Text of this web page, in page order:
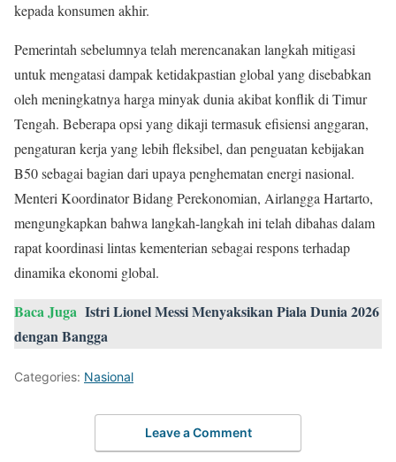
kepada konsumen akhir.
Pemerintah sebelumnya telah merencanakan langkah mitigasi
untuk mengatasi dampak ketidakpastian global yang disebabkan
oleh meningkatnya harga minyak dunia akibat konflik di Timur
Tengah. Beberapa opsi yang dikaji termasuk efisiensi anggaran,
pengaturan kerja yang lebih fleksibel, dan penguatan kebijakan
B50 sebagai bagian dari upaya penghematan energi nasional.
Menteri Koordinator Bidang Perekonomian, Airlangga Hartarto,
mengungkapkan bahwa langkah-langkah ini telah dibahas dalam
rapat koordinasi lintas kementerian sebagai respons terhadap
dinamika ekonomi global.
Baca Juga Istri Lionel Messi Menyaksikan Piala Dunia 2026
dengan Bangga
Categories: Nasional
Leave a Comment